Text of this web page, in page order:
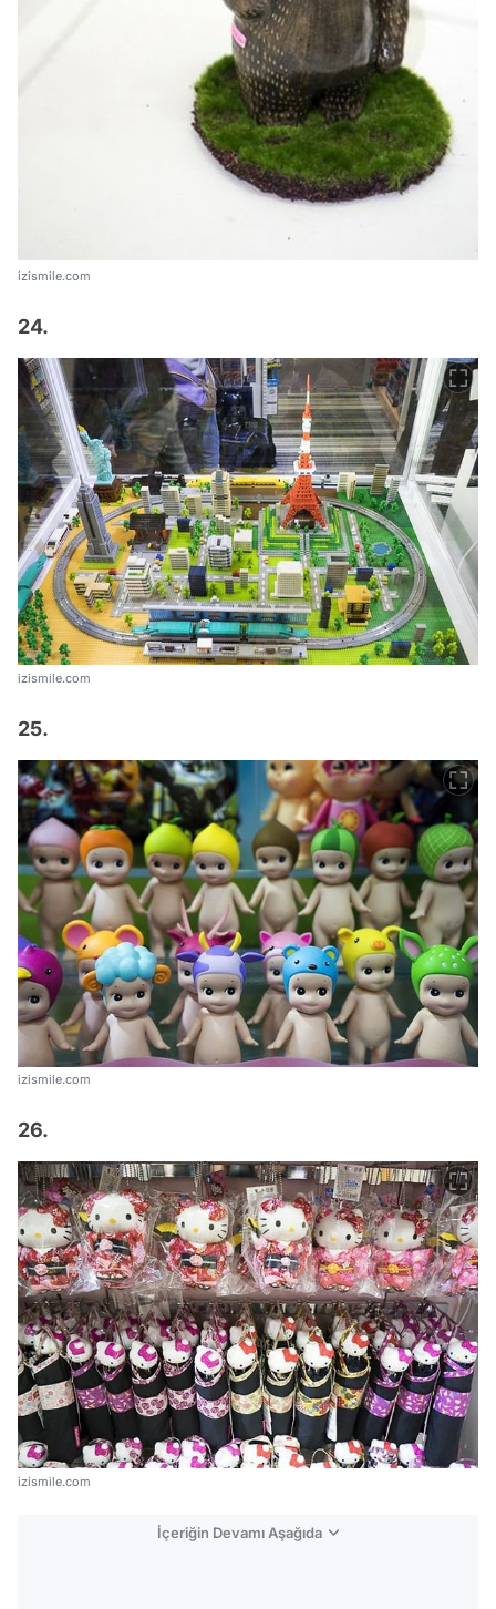
izismile.com
24.
izismile.com
25.
izismile.com
26.
izismile.com
İçeriğin Devamı Aşağıda